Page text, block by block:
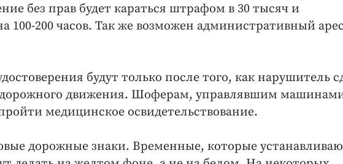
без прав будет караться штрафом в 30 тысяч и
100-200 часов. Так же возможен административный
будут только после того, как нарушитель
дорожного движения. Шоферам, управлявшим
медицинское освидетельствование.
дорожные знаки. Временные, которые